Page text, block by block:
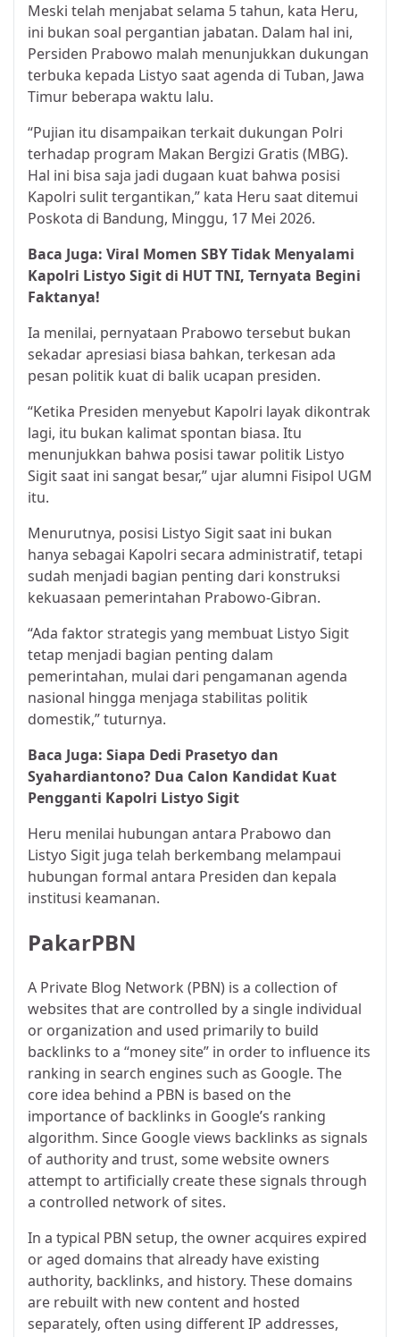
Meski telah menjabat selama 5 tahun, kata Heru,
ini bukan soal pergantian jabatan. Dalam hal ini,
Persiden Prabowo malah menunjukkan dukungan
terbuka kepada Listyo saat agenda di Tuban, Jawa
Timur beberapa waktu lalu.
“Pujian itu disampaikan terkait dukungan Polri
terhadap program Makan Bergizi Gratis (MBG).
Hal ini bisa saja jadi dugaan kuat bahwa posisi
Kapolri sulit tergantikan,” kata Heru saat ditemui
Poskota di Bandung, Minggu, 17 Mei 2026.
Baca Juga: Viral Momen SBY Tidak Menyalami
Kapolri Listyo Sigit di HUT TNI, Ternyata Begini
Faktanya!
Ia menilai, pernyataan Prabowo tersebut bukan
sekadar apresiasi biasa bahkan, terkesan ada
pesan politik kuat di balik ucapan presiden.
“Ketika Presiden menyebut Kapolri layak dikontrak
lagi, itu bukan kalimat spontan biasa. Itu
menunjukkan bahwa posisi tawar politik Listyo
Sigit saat ini sangat besar,” ujar alumni Fisipol UGM
itu.
Menurutnya, posisi Listyo Sigit saat ini bukan
hanya sebagai Kapolri secara administratif, tetapi
sudah menjadi bagian penting dari konstruksi
kekuasaan pemerintahan Prabowo-Gibran.
“Ada faktor strategis yang membuat Listyo Sigit
tetap menjadi bagian penting dalam
pemerintahan, mulai dari pengamanan agenda
nasional hingga menjaga stabilitas politik
domestik,” tuturnya.
Baca Juga: Siapa Dedi Prasetyo dan
Syahardiantono? Dua Calon Kandidat Kuat
Pengganti Kapolri Listyo Sigit
Heru menilai hubungan antara Prabowo dan
Listyo Sigit juga telah berkembang melampaui
hubungan formal antara Presiden dan kepala
institusi keamanan.
PakarPBN
A Private Blog Network (PBN) is a collection of
websites that are controlled by a single individual
or organization and used primarily to build
backlinks to a “money site” in order to influence its
ranking in search engines such as Google. The
core idea behind a PBN is based on the
importance of backlinks in Google’s ranking
algorithm. Since Google views backlinks as signals
of authority and trust, some website owners
attempt to artificially create these signals through
a controlled network of sites.
In a typical PBN setup, the owner acquires expired
or aged domains that already have existing
authority, backlinks, and history. These domains
are rebuilt with new content and hosted
separately, often using different IP addresses,